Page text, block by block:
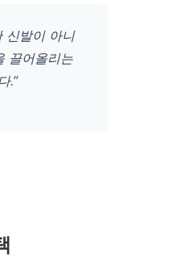
신발이 아니
끌어올리는
.”